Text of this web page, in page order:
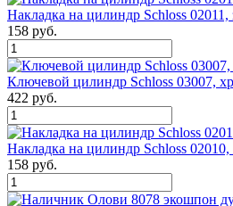
Накладка на цилиндр Schloss 02011,
158 руб.
Ключевой цилиндр Schloss 03007,
422 руб.
Накладка на цилиндр Schloss
158 руб.